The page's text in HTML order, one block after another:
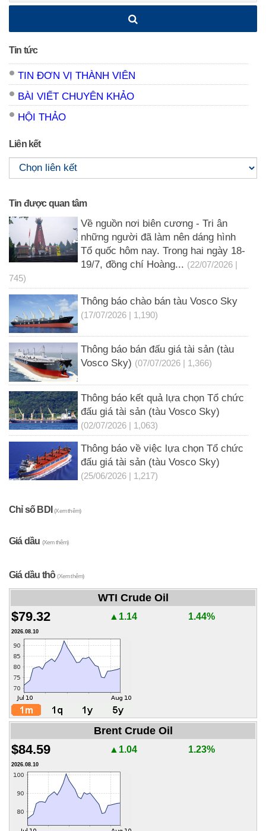
Tin tức
TIN ĐƠN VỊ THÀNH VIÊN
BÀI VIẾT CHUYÊN KHẢO
HỘI THẢO
Liên kết
Tin được quan tâm
Về nguồn nơi biên cương - Tri ân
những người đã làm nên dáng hình
Tổ quốc hôm nay. Trong hai ngày 18-
19/7, đồng chí Hoàng... (22/07/2026 |
745)
Thông báo chào bán tàu Vosco Sky
(17/07/2026 | 1,190)
Thông báo bán đấu giá tài sản (tàu
Vosco Sky) (07/07/2026 | 1,366)
Thông báo kết quả lựa chọn Tổ chức
đấu giá tài sản (tàu Vosco Sky)
(02/07/2026 | 1,063)
Thông báo về việc lựa chọn Tổ chức
đấu giá tài sản (tàu Vosco Sky)
(25/06/2026 | 1,217)
Chỉ số BDI(Xem thêm)
Giá dầu (Xem thêm)
Giá dầu thô(Xem thêm)
WTI Crude Oil
$79.32 ▲1.14 1.44%
2026.08.10
Brent Crude Oil
$84.59 ▲1.04 1.23%
2026.08.10